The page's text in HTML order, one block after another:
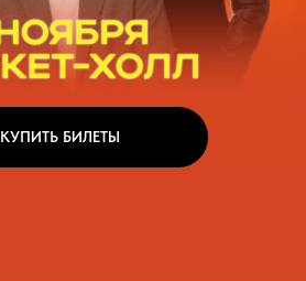
КУПИТЬ БИЛЕТЫ